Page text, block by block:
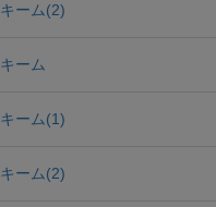
ーム(2)
ーム
ーム(1)
ーム(2)